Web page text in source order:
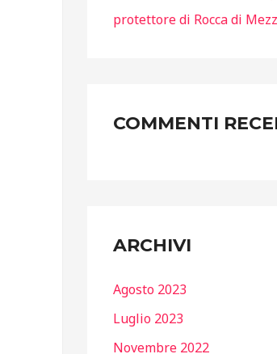
protettore di Rocca di
COMMENTI
ARCHIVI
Agosto 2023
Luglio 2023
Novembre 2022